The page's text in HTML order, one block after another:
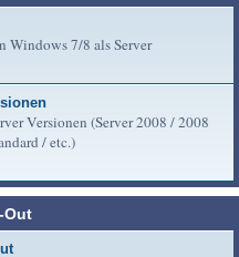
Windows 7/8 als Server
Versionen (Server 2008 / 2008
/ etc.)
Out